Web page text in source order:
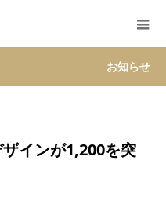
お知らせ
インが1,200を突